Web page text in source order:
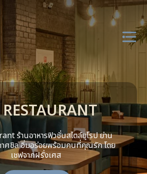
ร้านอาหารฟิวชั่นสไตล์ยุโรป ย่าน
าศชิล อิ่มอร่อยพร้อมคนที่คุณรัก โดย
เชฟจากฝรั่งเศส
us
Menu
Service